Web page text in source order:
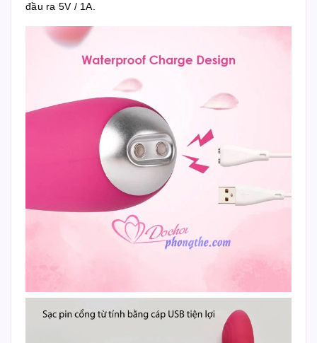
đầu ra 5V / 1A.